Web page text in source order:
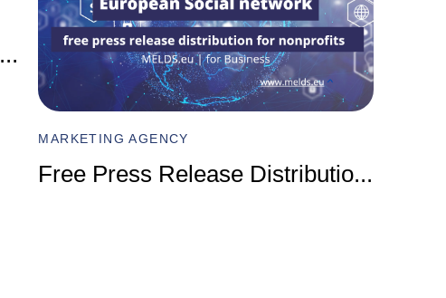
...
MARKETING AGENCY
Free Press Release Distributio...